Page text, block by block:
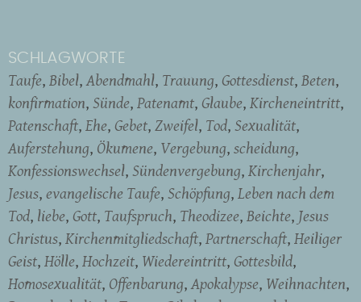
SCHLAGWORTE
Taufe Bibel Abendmahl Trauung Gottesdienst Beten
konfirmation Sünde Patenamt Glaube Kircheneintritt
Patenschaft Ehe Gebet Zweifel Tod Sexualität
Auferstehung Ökumene Vergebung scheidung
Konfessionswechsel Sündenvergebung Kirchenjahr
Jesus evangelische Taufe Schöpfung Leben nach dem
Tod liebe Gott Taufspruch Theodizee Beichte Jesus
Christus Kirchenmitgliedschaft Partnerschaft Heiliger
Geist Hölle Hochzeit Wiedereintritt Gottesbild
Homosexualität Offenbarung Apokalypse Weihnachten